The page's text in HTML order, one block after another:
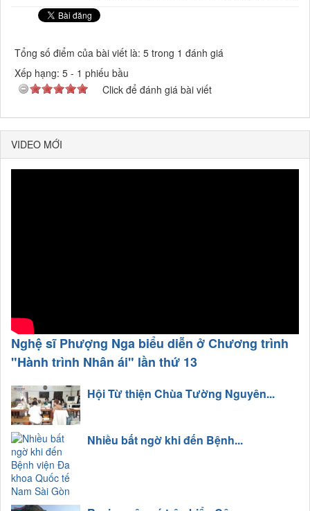
Tổng số điểm của bài viết là: 5 trong 1 đánh giá
Xếp hạng: 5 - 1 phiếu bầu
Click để đánh giá bài viết
VIDEO MỚI
Nghệ sĩ Phượng Nga biểu diễn ở Chương trình
"Hành trình Nhân ái" lần thứ 13
Hội Từ thiện Chùa Tường Nguyên...
Nhiều bất ngờ khi đến Bệnh...